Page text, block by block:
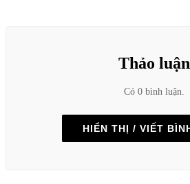
Thảo luận
Có 0 bình luận.
HIỂN THỊ / VIẾT